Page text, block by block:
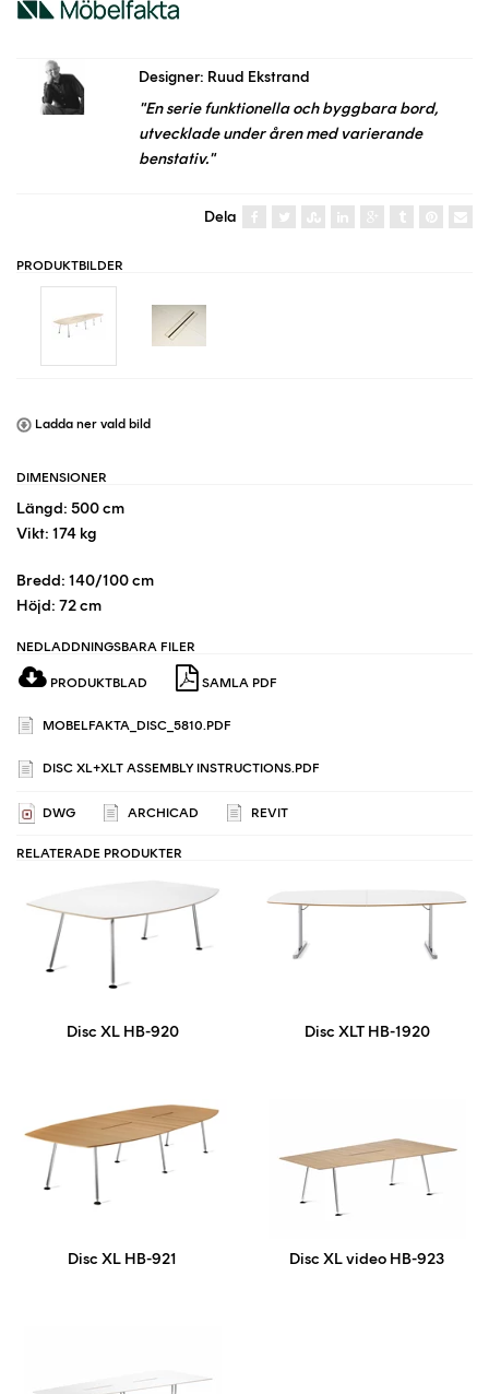
Designer: Ruud Ekstrand
"En serie funktionella och byggbara bord,
utvecklade under åren med varierande
benstativ."
Dela
PRODUKTBILDER
Ladda ner vald bild
DIMENSIONER
Längd: 500 cm
Vikt: 174 kg
Bredd: 140/100 cm
Höjd: 72 cm
NEDLADDNINGSBARA FILER
PRODUKTBLAD SAMLA PDF
MOBELFAKTA_DISC_5810.PDF
DISC XL+XLT ASSEMBLY INSTRUCTIONS.PDF
DWG ARCHICAD REVIT
RELATERADE PRODUKTER
Disc XL HB-920 Disc XLT HB-1920
Disc XL HB-921 Disc XL video HB-923